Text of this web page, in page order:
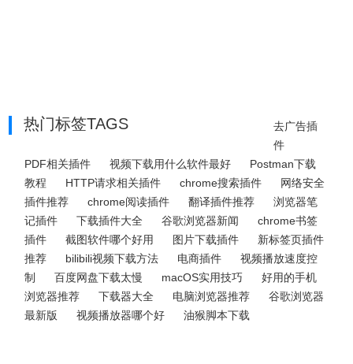
热门标签TAGS
去广告插
件
PDF相关插件
视频下载用什么软件最好
Postman下载
教程
HTTP请求相关插件 chrome搜索插件
网络安全
插件推荐
chrome阅读插件 翻译插件推荐
浏览器笔
记插件
下载插件大全 谷歌浏览器新闻
chrome书签
插件
截图软件哪个好用 图片下载插件
新标签页插件
推荐
bilibili视频下载方法 电商插件
视频播放速度控
制
百度网盘下载太慢 macOS实用技巧
好用的手机
浏览器推荐
下载器大全 电脑浏览器推荐
谷歌浏览器
最新版
视频播放器哪个好 油猴脚本下载